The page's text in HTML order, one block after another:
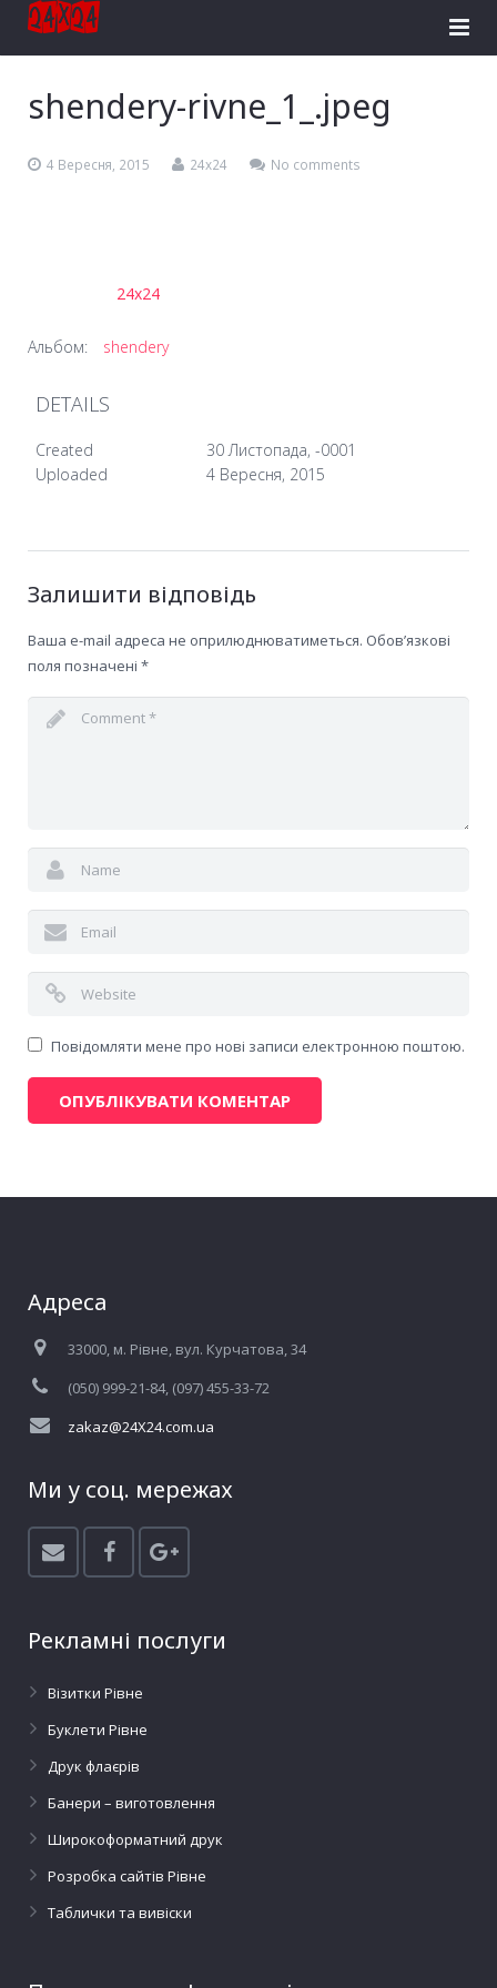
Розробка сайтів
Контакти
shendery-rivne_1_.jpeg
4 Вересня, 2015 24x24 No comments
24x24
Альбом: shendery
DETAILS
Created
30 Листопада, -0001
Uploaded
4 Вересня, 2015
Залишити відповідь
Ваша e-mail адреса не оприлюднюватиметься. Обов’язкові
поля позначені *
Повідомляти мене про нові записи електронною поштою.
Адреса
33000, м. Рівне, вул. Курчатова, 34
(050) 999-21-84, (097) 455-33-72
zakaz@24X24.com.ua
Ми у соц. мережах
Рекламні послуги
Візитки Рівне
Буклети Рівне
Друк флаєрів
Банери – виготовлення
Широкоформатний друк
Розробка сайтів Рівне
Таблички та вивіски